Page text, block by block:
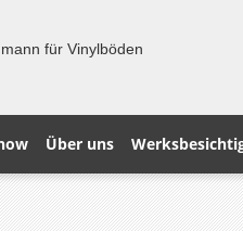
für Vinylböden
Über uns